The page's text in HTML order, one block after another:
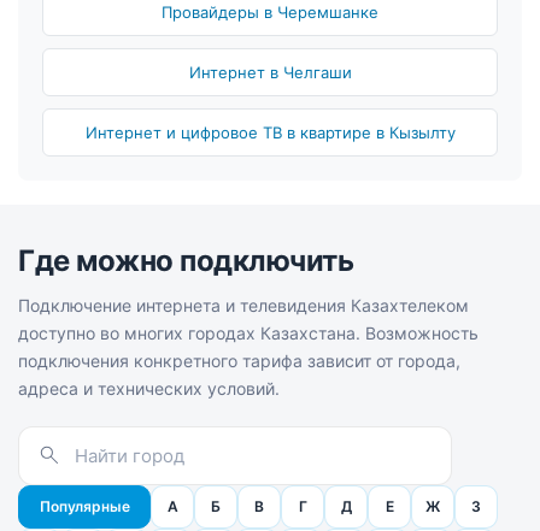
Провайдеры в Черемшанке
Интернет в Челгаши
Интернет и цифровое ТВ в квартире в Кызылту
Где можно подключить
Подключение интернета и телевидения Казахтелеком
доступно во многих городах Казахстана. Возможность
подключения конкретного тарифа зависит от города,
адреса и технических условий.
Популярные А Б В Г Д Е Ж З